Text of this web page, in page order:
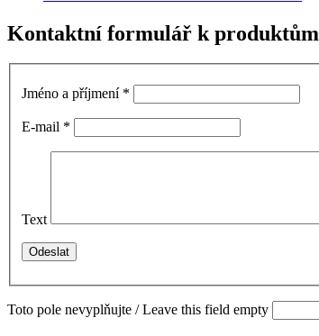
Kontaktní formulář k produktům
Jméno a příjmení *
E-mail *
Text
Toto pole nevyplňujte / Leave this field empty